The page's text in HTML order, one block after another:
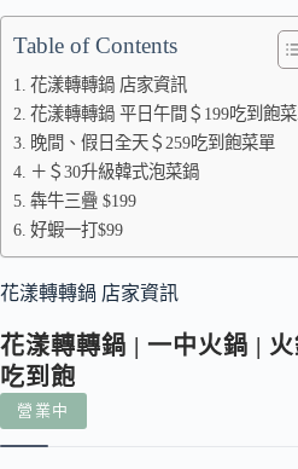
Table of Contents
花漾轉轉鍋 店家資訊
花漾轉轉鍋 平日午間＄199吃到飽
晚間、假日全天＄259吃到飽菜單
＋＄30升級韓式泡菜鍋
犇牛三疊 $199
好蝦一打$99
花漾轉轉鍋 店家資訊
花漾轉轉鍋 | 一中火鍋 |
吃到飽
營業中